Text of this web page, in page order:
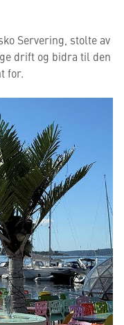
Servering, stolte av
drift og bidra til den
for.